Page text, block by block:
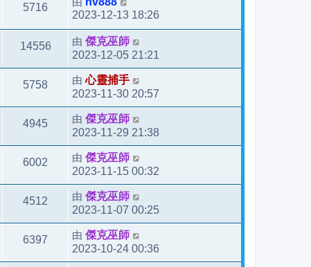
5716
2023-12-13 18:26
14556 由 傑克巫師
2023-12-05 21:21
5758 由心靈捕手
2023-11-30 20:57
4945 由 傑克巫師
2023-11-29 21:38
6002 由 傑克巫師
2023-11-15 00:32
4512 由 傑克巫師
2023-11-07 00:25
6397 由 傑克巫師
2023-10-24 00:36